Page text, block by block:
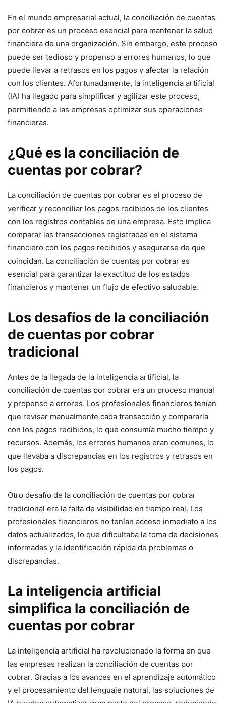
En el mundo empresarial actual, la conciliación de cuentas
por cobrar es un proceso esencial para mantener la salud
financiera de una organización. Sin embargo, este proceso
puede ser tedioso y propenso a errores humanos, lo que
puede llevar a retrasos en los pagos y afectar la relación
con los clientes. Afortunadamente, la inteligencia artificial
(IA) ha llegado para simplificar y agilizar este proceso,
permitiendo a las empresas optimizar sus operaciones
financieras.
¿Qué es la conciliación de
cuentas por cobrar?
La conciliación de cuentas por cobrar es el proceso de
verificar y reconciliar los pagos recibidos de los clientes
con los registros contables de una empresa. Esto implica
comparar las transacciones registradas en el sistema
financiero con los pagos recibidos y asegurarse de que
coincidan. La conciliación de cuentas por cobrar es
esencial para garantizar la exactitud de los estados
financieros y mantener un flujo de efectivo saludable.
Los desafíos de la conciliación
de cuentas por cobrar
tradicional
Antes de la llegada de la inteligencia artificial, la
conciliación de cuentas por cobrar era un proceso manual
y propenso a errores. Los profesionales financieros tenían
que revisar manualmente cada transacción y compararla
con los pagos recibidos, lo que consumía mucho tiempo y
recursos. Además, los errores humanos eran comunes, lo
que llevaba a discrepancias en los registros y retrasos en
los pagos.
Otro desafío de la conciliación de cuentas por cobrar
tradicional era la falta de visibilidad en tiempo real. Los
profesionales financieros no tenían acceso inmediato a los
datos actualizados, lo que dificultaba la toma de decisiones
informadas y la identificación rápida de problemas o
discrepancias.
La inteligencia artificial
simplifica la conciliación de
cuentas por cobrar
La inteligencia artificial ha revolucionado la forma en que
las empresas realizan la conciliación de cuentas por
cobrar. Gracias a los avances en el aprendizaje automático
y el procesamiento del lenguaje natural, las soluciones de